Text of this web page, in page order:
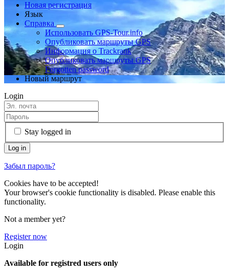
Новая регистрация
Язык
Справка
Использовать GPS-Tour.info
Опубликовать маршруты GPS
Информация о Trackrank
Опубликовать маршруты GPS
Forgotten password
Новый маршрут
Login
Stay logged in
Забыл пароль?
Cookies have to be accepted!
Your browser's cookie functionality is disabled. Please enable this
functionality.
Not a member yet?
Register now
Login
Available for registred users only